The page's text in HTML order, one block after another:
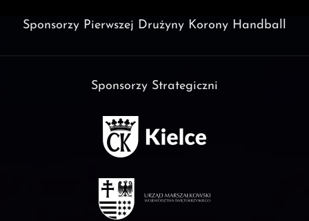
Sponsorzy Pierwszej Drużyny Korony Handball
Sponsorzy Strategiczni